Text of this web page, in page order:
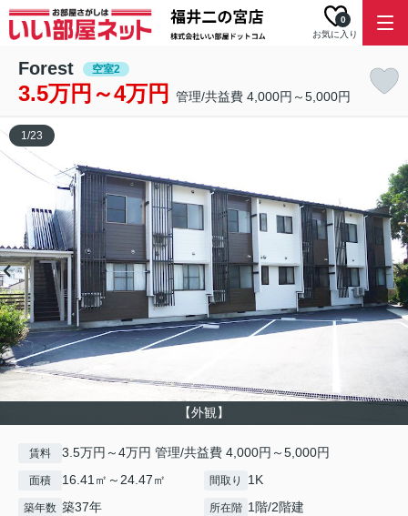
お気に入り
0
Forest 空室2
3.5万円～4万円 管理/共益費 4,000円～5,000円
【外観】
1/23
賃料 3.5万円～4万円 管理/共益費 4,000円～5,000円
面積 16.41㎡～24.47㎡ 間取り 1K
築年数 築37年 所在階 1階/2階建